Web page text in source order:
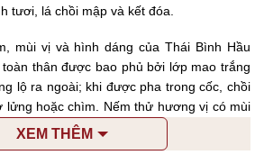
tươi, lá chồi mập và kết đóa.
mùi vị và hình dáng của Thái Bình Hầu
thân được bao phủ bởi lớp mao trắng
lộ ra ngoài; khi được pha trong cốc, chồi
lửng hoặc chìm. Nếm thử hương vị có mùi
khoái, dư vị kéo dài, thường có ý niệm
thơm nồng, pha nước thứ hai có vị đậm,
XEM THÊM